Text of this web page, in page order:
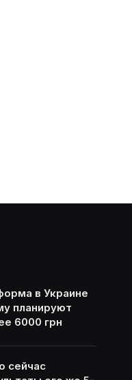
в Украине
планируют
6000 грн
сейчас